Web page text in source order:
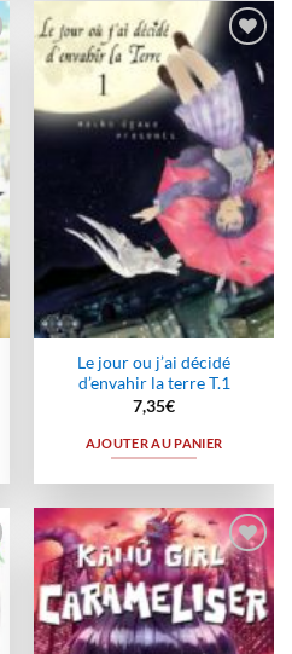
Ajouter
à la
wishlist
Le jour ou j’ai décidé
d’envahir la terre T.1
7,35€
AJOUTER AU PANIER
Ajouter
à la
wishlist